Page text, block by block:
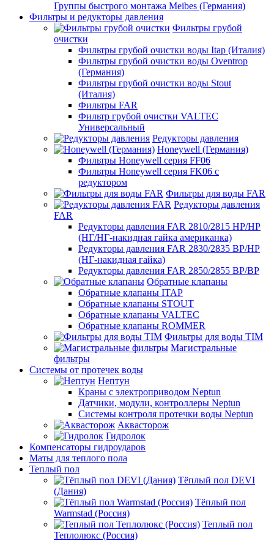
Группы быстрого монтажа Meibes (Германия)
Фильтры и редукторы давления
Фильтры грубой
очистки
Фильтры грубой очистки воды Itap (Италия)
Фильтры грубой очистки воды Oventrop
(Германия)
Фильтры грубой очистки воды Stout
(Италия)
Фильтры FAR
Фильтр грубой очистки VALTEC
Универсальный
Редукторы давления
Honeywell (Германия)
Фильтры Honeywell серия FF06
Фильтры Honeywell серия FK06 с
редуктором
Фильтры для воды FAR
Редукторы давления
FAR
Редукторы давления FAR 2810/2815 НР/НР
(НГ/НГ-накидная гайка американка)
Редукторы давления FAR 2830/2835 ВР/НР
(НГ-накидная гайка)
Редукторы давления FAR 2850/2855 ВР/ВР
Обратные клапаны
Обратные клапаны ITAP
Обратные клапаны STOUT
Обратные клапаны VALTEC
Обратные клапаны ROMMER
Фильтры для воды TIM
Магистральные
фильтры
Системы от протечек воды
Нептун
Краны с электроприводом Neptun
Датчики, модули, контроллеры Neptun
Системы контроля протечки воды Neptun
Аквасторож
Гидролок
Компенсаторы гидроударов
Маты для теплого пола
Теплый пол
Тёплый пол DEVI
(Дания)
Тёплый пол
Warmstad (Россия)
Теплый пол
Теплолюкс (Россия)